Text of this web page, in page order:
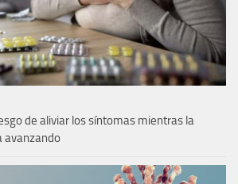
de aliviar los síntomas mientras la
avanzando